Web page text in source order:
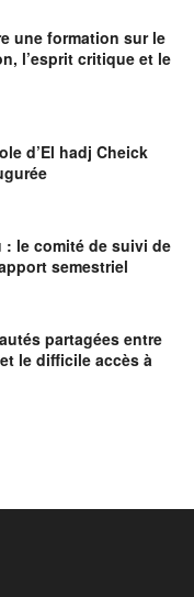
une formation sur le
l’esprit critique et le
d’El hadj Cheick
: le comité de suivi de
semestriel
partagées entre
le difficile accès à